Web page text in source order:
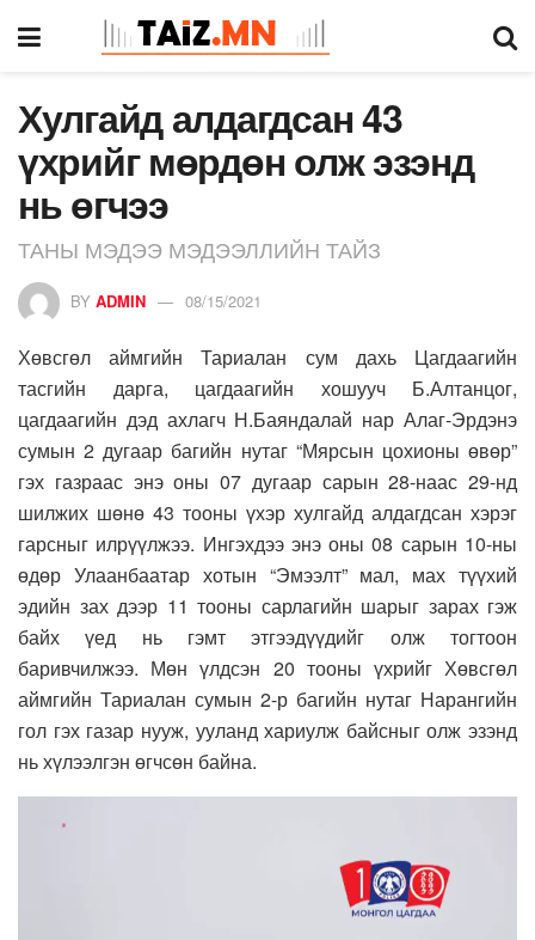
Хулгайд алдагдсан 43
үхрийг мөрдөн олж эзэнд
нь өгчээ
ТАНЫ МЭДЭЭ МЭДЭЭЛЛИЙН ТАЙЗ
BY ADMIN 08/15/2021
Хөвсгөл аймгийн Тариалан сум дахь Цагдаагийн
тасгийн дарга, цагдаагийн хошууч Б.Алтанцог,
цагдаагийн дэд ахлагч Н.Баяндалай нар Алаг-Эрдэнэ
сумын 2 дугаар багийн нутаг “Мярсын цохионы өвөр”
гэх газраас энэ оны 07 дугаар сарын 28-наас 29-нд
шилжих шөнө 43 тооны үхэр хулгайд алдагдсан хэрэг
гарсныг илрүүлжээ. Ингэхдээ энэ оны 08 сарын 10-ны
өдөр Улаанбаатар хотын “Эмээлт” мал, мах түүхий
эдийн зах дээр 11 тооны сарлагийн шарыг зарах гэж
байх үед нь гэмт этгээдүүдийг олж тогтоон
баривчилжээ. Мөн үлдсэн 20 тооны үхрийг Хөвсгөл
аймгийн Тариалан сумын 2-р багийн нутаг Нарангийн
гол гэх газар нууж, ууланд хариулж байсныг олж эзэнд
нь хүлээлгэн өгчсөн байна.